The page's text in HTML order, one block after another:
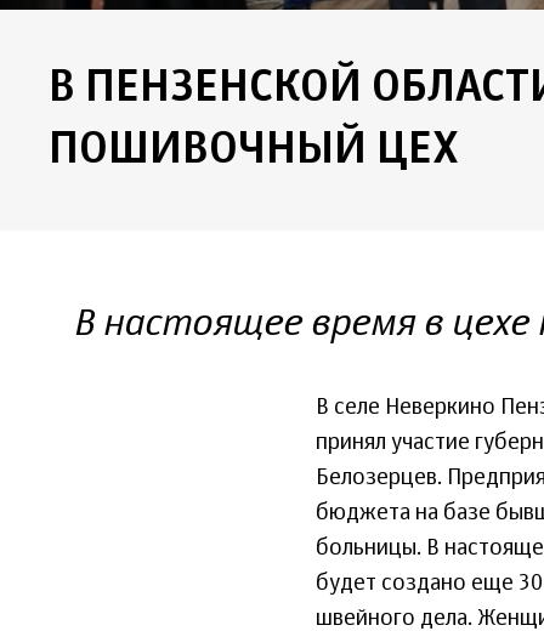
В ПЕНЗЕНСКОЙ
ПОШИВОЧНЫЙ ЦЕХ
В настоящее время в
В селе Неверкино
принял участие
Белозерцев.
бюджета на базе
больницы. В
будет создано еще
швейного дела.